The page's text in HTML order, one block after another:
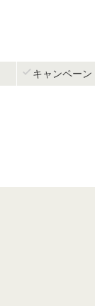
 キャンペーン